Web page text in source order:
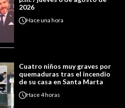
2026
Haceuna hora
Cuatro niños muy graves por
quemaduras tras el incendio
de su casa en Santa Marta
Hace4 horas